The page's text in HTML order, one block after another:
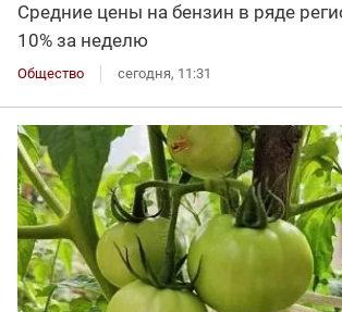
Средние цены на бензин в ряде
10% за неделю
Общество сегодня, 11:31